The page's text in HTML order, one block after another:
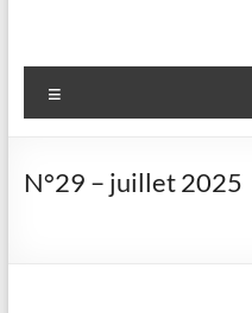
N°29 – juillet 2025